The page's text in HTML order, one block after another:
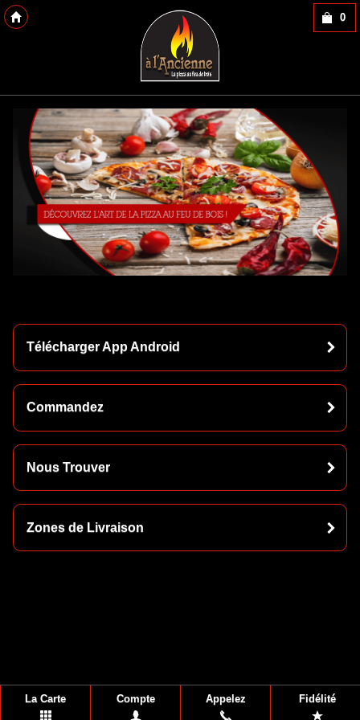
0
Télécharger App Android
Commandez
Nous Trouver
Zones de Livraison
La Carte Compte Appelez Fidélité
Copyright 2013 Des-Click Com